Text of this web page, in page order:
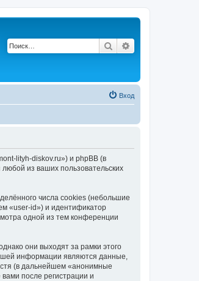
Поиск
Вход
lityh-diskov.ru») и phpBB (в
из ваших пользовательских
числа cookies (небольшие
«user-id») и идентификатор
одной из тем конференции
они выходят за рамки этого
информации являются данные,
(в дальнейшем «анонимные
после регистрации и